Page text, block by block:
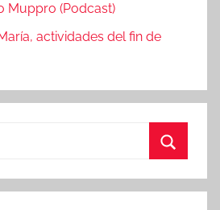
Muppro (Podcast)
actividades del fin de